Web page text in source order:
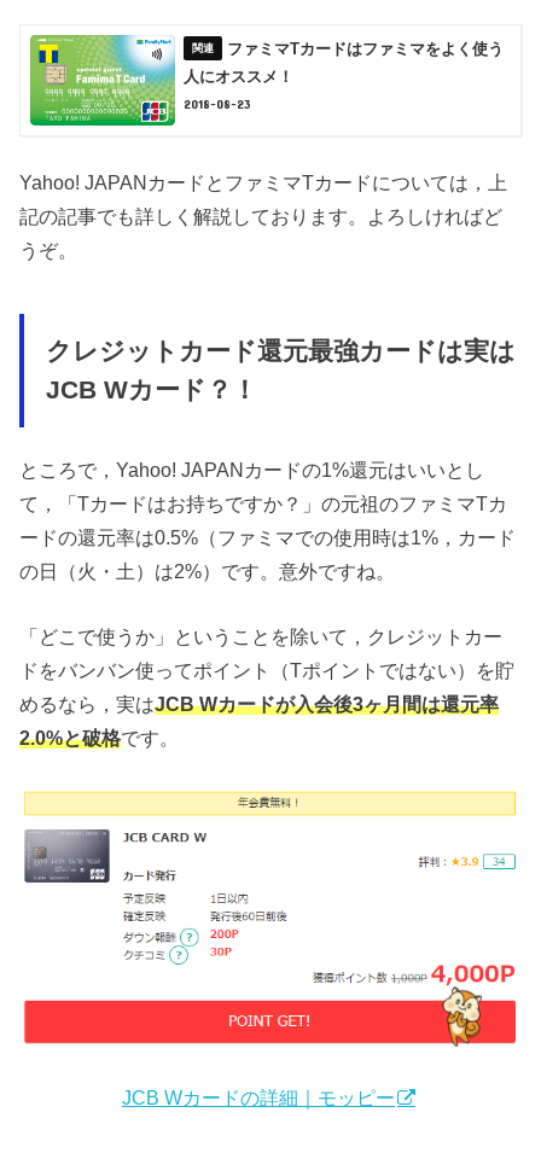
ファミマTカードはファミマをよく使う
人にオススメ！
2018-08-23
Yahoo! JAPANカードとファミマTカードについては，上
記の記事でも詳しく解説しております。よろしければど
うぞ。
クレジットカード還元最強カードは実は
JCB Wカード？！
ところで，Yahoo! JAPANカードの1%還元はいいとし
て，「Tカードはお持ちですか？」の元祖のファミマTカ
ードの還元率は0.5%（ファミマでの使用時は1%，カード
の日（火・土）は2%）です。意外ですね。
「どこで使うか」ということを除いて，クレジットカー
ドをバンバン使ってポイント（Tポイントではない）を貯
めるなら，実はJCB Wカードが入会後3ヶ月間は還元率
2.0%と破格です。
JCB Wカードの詳細｜モッピー